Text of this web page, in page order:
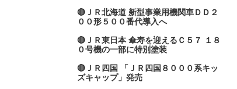
🔴ＪＲ北海道 新型事業用機関車ＤＤ２
００形５００番代導入へ
🔴ＪＲ東日本 傘寿を迎えるＣ５７ １８
０号機の一部に特別塗装
🔴ＪＲ四国 「ＪＲ四国８０００系キッ
ズキャップ」発売